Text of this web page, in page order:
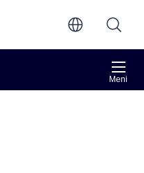
Meni